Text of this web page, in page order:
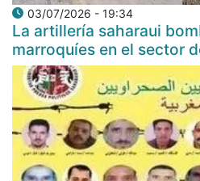
03/07/2026 - 19:34
La artillería saharaui
marroquíes en el sector